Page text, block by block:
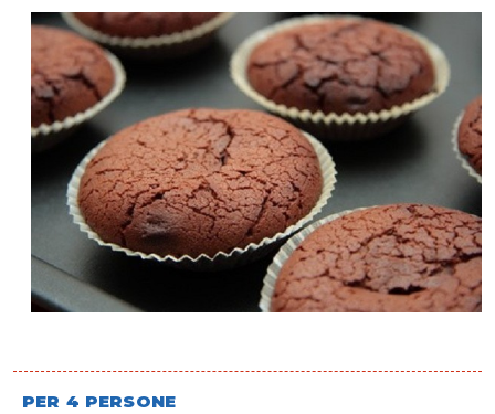
PER 4 PERSONE